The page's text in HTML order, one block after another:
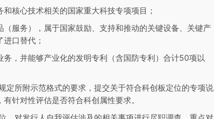
和核心技术相关的国家重大科技专项项目；
（服务），属于国家鼓励、支持和推动的关键设备、关键产
口替代；
务，并能够产业化的发明专利（含国防专利）合计50项以
定所附示范格式的要求，提交关于符合科创板定位的专项说
针对性评估是否符合科创属性要求。